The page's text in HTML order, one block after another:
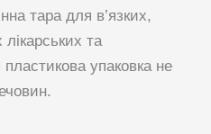
тара для в’язких,
та
упаковка не